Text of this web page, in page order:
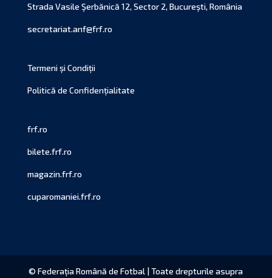
Strada Vasile Şerbănică 12, Sector 2, Bucureşti, România
secretariat.anf@frf.ro
Termeni și Condiții
Politică de Confidențialitate
frf.ro
bilete.frf.ro
magazin.frf.ro
cuparomaniei.frf.ro
© Federația Română de Fotbal | Toate drepturile asupra